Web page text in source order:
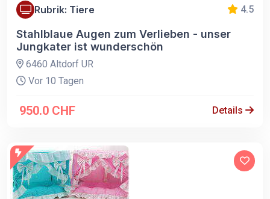
Rubrik: Tiere 4.5
Stahlblaue Augen zum Verlieben - unser
Jungkater ist wunderschön
6460 Altdorf UR
Vor 10 Tagen
950.0 CHF Details